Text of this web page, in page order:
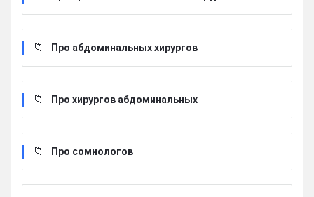
Про абдоминальных хирургов
Про хирургов абдоминальных
Про сомнологов